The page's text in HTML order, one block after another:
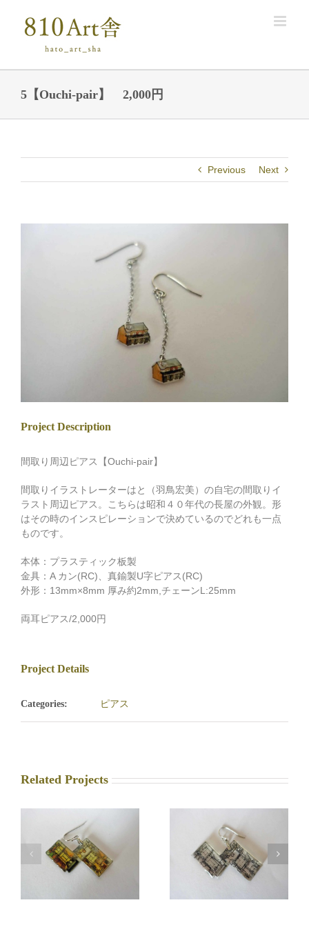
content
5【Ouchi-pair】 2,000円
Previous Next
Project Description
間取り周辺ピアス【Ouchi-pair】
間取りイラストレーターはと（羽鳥宏美）の自宅の間取りイ
ラスト周辺ピアス。こちらは昭和４０年代の長屋の外観。形
はその時のインスピレーションで決めているのでどれも一点
ものです。
本体：プラスティック板製
金具：A カン(RC)、真鍮製U字ピアス(RC)
外形：13mm×8mm 厚み約2mm,チェーンL:25mm
両耳ピアス/2,000円
Project Details
Categories: ピアス
Related Projects
2【Nagaya_clear】
2,200円
3【Apartment】
1,100円